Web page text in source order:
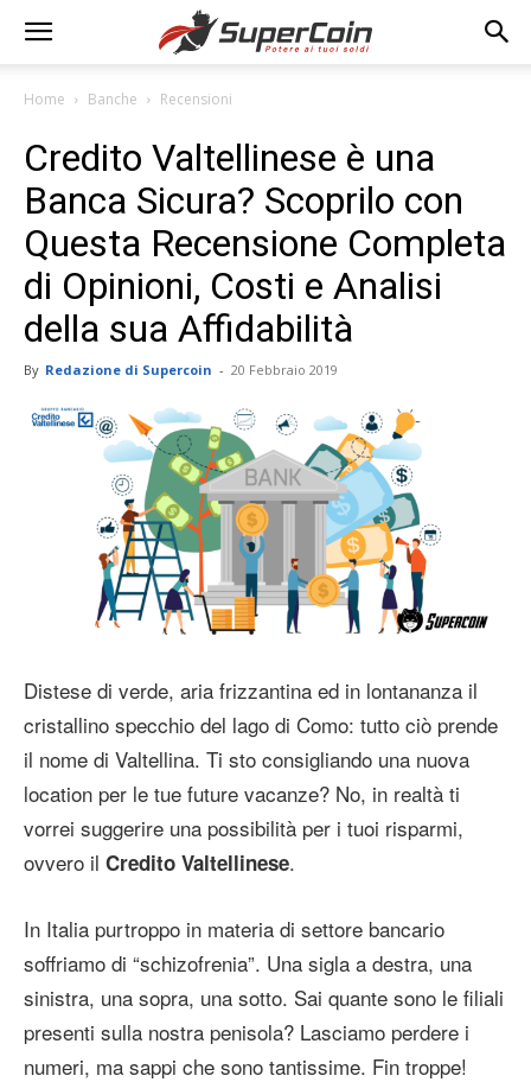
Home Banche Recensioni
Credito Valtellinese è una
Banca Sicura? Scoprilo con
Questa Recensione Completa
di Opinioni, Costi e Analisi
della sua Affidabilità
By Redazione di Supercoin - 20 Febbraio 2019
Distese di verde, aria frizzantina ed in lontananza il
cristallino specchio del lago di Como: tutto ciò prende
il nome di Valtellina. Ti sto consigliando una nuova
location per le tue future vacanze? No, in realtà ti
vorrei suggerire una possibilità per i tuoi risparmi,
ovvero il Credito Valtellinese.
In Italia purtroppo in materia di settore bancario
soffriamo di “schizofrenia”. Una sigla a destra, una
sinistra, una sopra, una sotto. Sai quante sono le filiali
presenti sulla nostra penisola? Lasciamo perdere i
numeri, ma sappi che sono tantissime. Fin troppe!